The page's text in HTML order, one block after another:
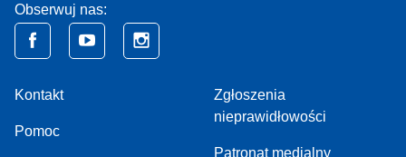
Obserwuj nas:
Kontakt
Pomoc
Zgłoszenia
nieprawidłowości
Patronat medialny